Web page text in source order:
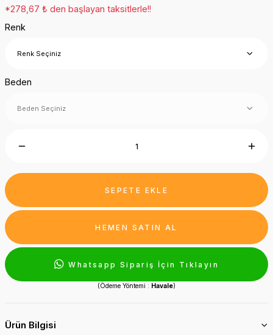
*278,67 ₺ den başlayan taksitlerle!!
Renk
Beden
SEPETE EKLE
HEMEN SATIN AL
Whatsapp Sipariş İçin Tıklayın
(Ödeme Yöntemi : Havale)
Ürün Bilgisi